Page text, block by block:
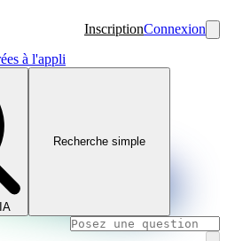
InscriptionConnexion
à l'appli
Recherche simple